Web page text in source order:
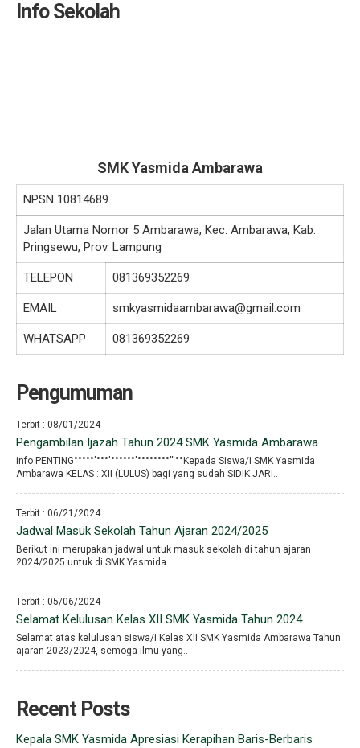
Info Sekolah
SMK Yasmida Ambarawa
NPSN 10814689
Jalan Utama Nomor 5 Ambarawa, Kec. Ambarawa, Kab.
Pringsewu, Prov. Lampung
TELEPON 081369352269
EMAIL smkyasmidaambarawa@gmail.com
WHATSAPP 081369352269
Pengumuman
Terbit : 08/01/2024
Pengambilan Ijazah Tahun 2024 SMK Yasmida Ambarawa
info PENTING°°°°°′°°°′°°°°°°′°°°°°°°°′′′°°Kepada Siswa/i SMK Yasmida
Ambarawa KELAS : XII (LULUS) bagi yang sudah SIDIK JARI..
Terbit : 06/21/2024
Jadwal Masuk Sekolah Tahun Ajaran 2024/2025
Berikut ini merupakan jadwal untuk masuk sekolah di tahun ajaran
2024/2025 untuk di SMK Yasmida..
Terbit : 05/06/2024
Selamat Kelulusan Kelas XII SMK Yasmida Tahun 2024
Selamat atas kelulusan siswa/i Kelas XII SMK Yasmida Ambarawa Tahun
ajaran 2023/2024, semoga ilmu yang..
Recent Posts
Kepala SMK Yasmida Apresiasi Kerapihan Baris-Berbaris